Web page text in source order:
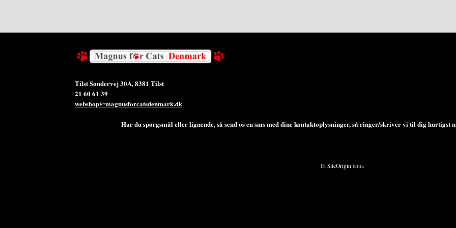
Tilst Søndervej 30A, 8381 Tilst
21 60 61 39
webshop@magnusforcatsdenmark.dk
Har du spørgsmål eller lignende, så send os en sms med dine kontaktoplysninger, så ringer/skriver vi til dig hurtigst
Et SiteOrigintema